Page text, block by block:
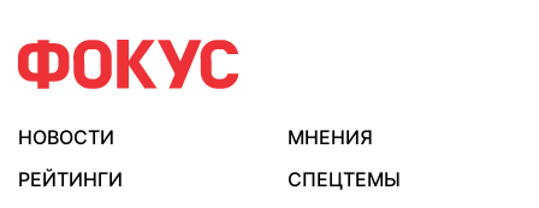
НОВОСТИ
МНЕНИЯ
РЕЙТИНГИ
СПЕЦТЕМЫ